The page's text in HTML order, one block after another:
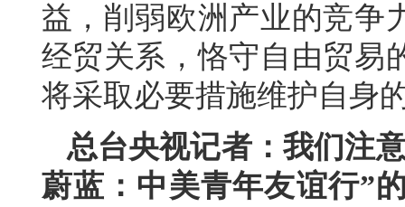
益，削弱欧洲产业的竞争
经贸关系，恪守自由贸易
将采取必要措施维护自身
总台央视记者：我们注
蔚蓝：中美青年友谊行”